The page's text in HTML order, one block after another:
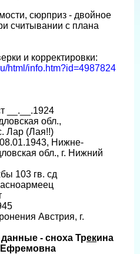
сюрприз - двойное
считывании с плана
и корректировки:
html/info.htm?id=4987824
__.__.1924
обл.,
Лар (Лая!!)
Нижне-
обл., г. Нижний
103 гв. сд
Австрия, г.
- сноха Трекина
Ефремовна